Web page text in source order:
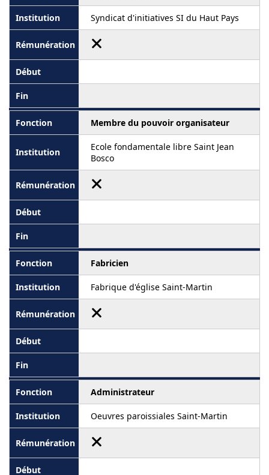
Syndicat d'initiatives SI du Haut Pays
Membre du pouvoir organisateur
Ecole fondamentale libre Saint Jean
Bosco
Fabricien
Fabrique d'église Saint-Martin
Administrateur
Oeuvres paroissiales Saint-Martin